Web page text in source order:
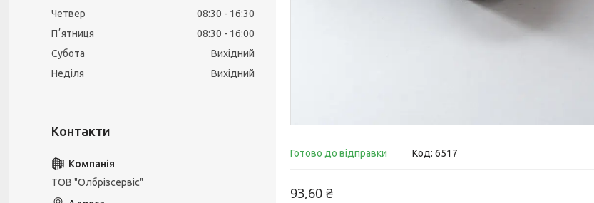
Готово до відправки Код: 6517
93,60 ₴
Четвер
08:30
16:30
Пʼятниця
08:30
16:00
Субота
Вихідний
Неділя
Вихідний
ТОВ "Олбрізсервіс"